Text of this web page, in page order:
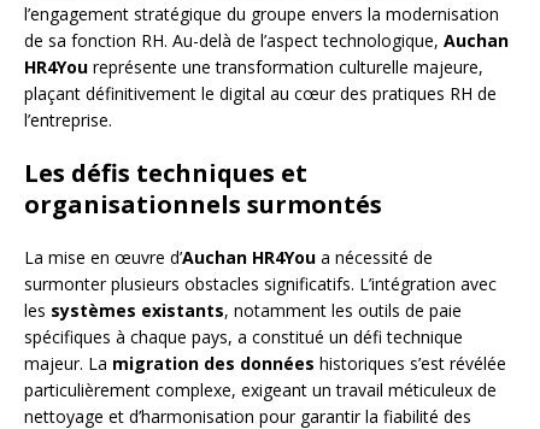
l’engagement stratégique du groupe envers la modernisation
de sa fonction RH. Au-delà de l’aspect technologique, Auchan
HR4You représente une transformation culturelle majeure,
plaçant définitivement le digital au cœur des pratiques RH de
l’entreprise.
Les défis techniques et
organisationnels surmontés
La mise en œuvre d’Auchan HR4You a nécessité de
surmonter plusieurs obstacles significatifs. L’intégration avec
les systèmes existants, notamment les outils de paie
spécifiques à chaque pays, a constitué un défi technique
majeur. La migration des données historiques s’est révélée
particulièrement complexe, exigeant un travail méticuleux de
nettoyage et d’harmonisation pour garantir la fiabilité des